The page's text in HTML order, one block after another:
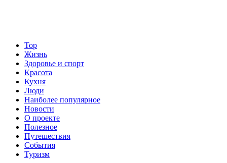
Top
Жизнь
Здоровье и спорт
Красота
Кухня
Люди
Наиболее популярное
Новости
О проекте
Полезное
Путешествия
События
Туризм